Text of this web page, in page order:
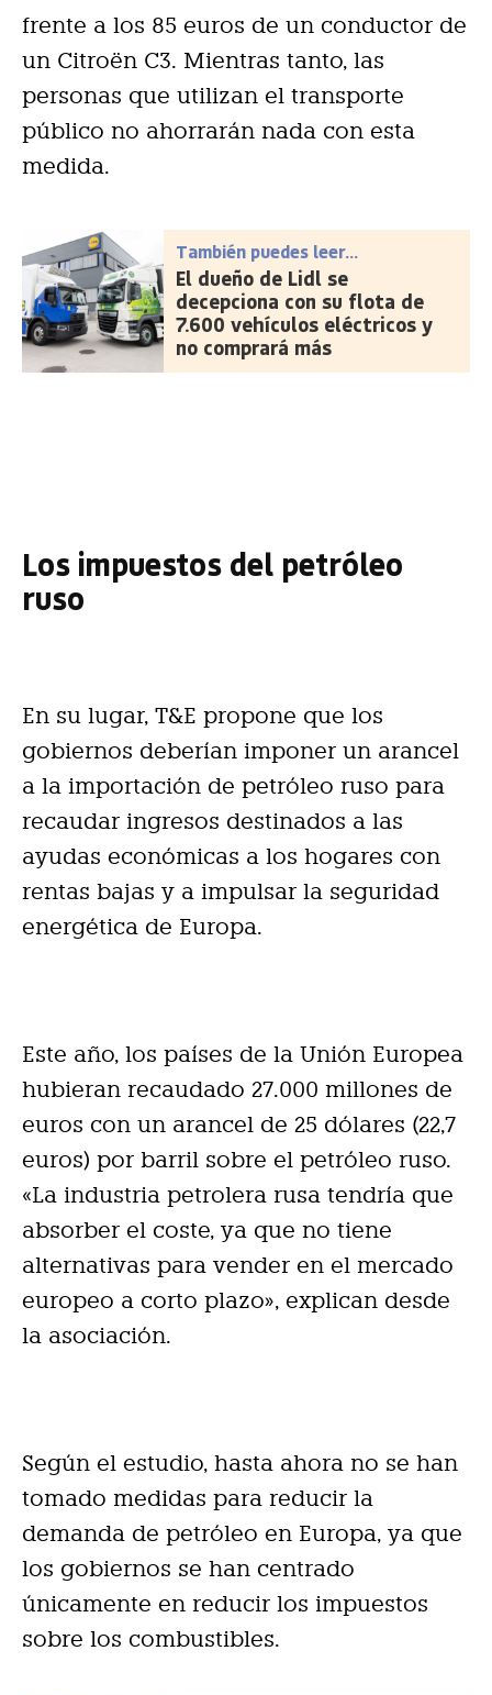
frente a los 85 euros de un conductor de
un Citroën C3. Mientras tanto, las
personas que utilizan el transporte
público no ahorrarán nada con esta
medida.
También puedes leer...
El dueño de Lidl se
decepciona con su flota de
7.600 vehículos eléctricos y
no comprará más
Los impuestos del petróleo
ruso
En su lugar, T&E propone que los
gobiernos deberían imponer un arancel
a la importación de petróleo ruso para
recaudar ingresos destinados a las
ayudas económicas a los hogares con
rentas bajas y a impulsar la seguridad
energética de Europa.
Este año, los países de la Unión Europea
hubieran recaudado 27.000 millones de
euros con un arancel de 25 dólares (22,7
euros) por barril sobre el petróleo ruso.
«La industria petrolera rusa tendría que
absorber el coste, ya que no tiene
alternativas para vender en el mercado
europeo a corto plazo», explican desde
la asociación.
Según el estudio, hasta ahora no se han
tomado medidas para reducir la
demanda de petróleo en Europa, ya que
los gobiernos se han centrado
únicamente en reducir los impuestos
sobre los combustibles.